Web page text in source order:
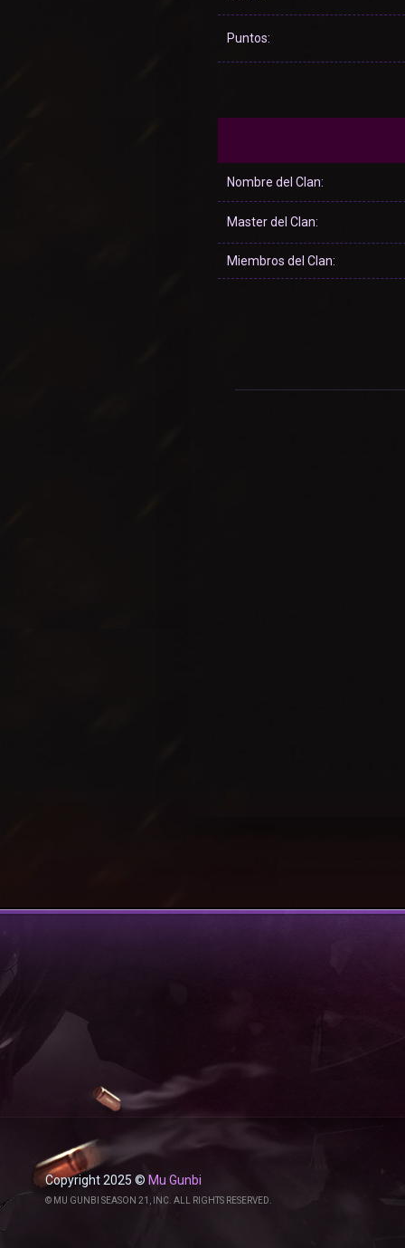
Puntos:
Nombre del Clan:
Master del Clan:
Miembros del Clan:
Copyright 2025 © Mu Gunbi
© MU GUNBI SEASON 21, INC. ALL RIGHTS RESERVED.